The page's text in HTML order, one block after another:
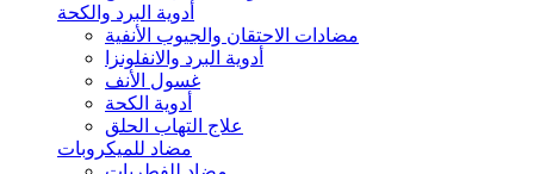
أدوية البرد والكحة
مضادات الاحتقان والجيوب الأنفية
أدوية البرد والانفلونزا
غسول الأنف
أدوية الكحة
علاج التهاب الحلق
مضاد للميكروبات